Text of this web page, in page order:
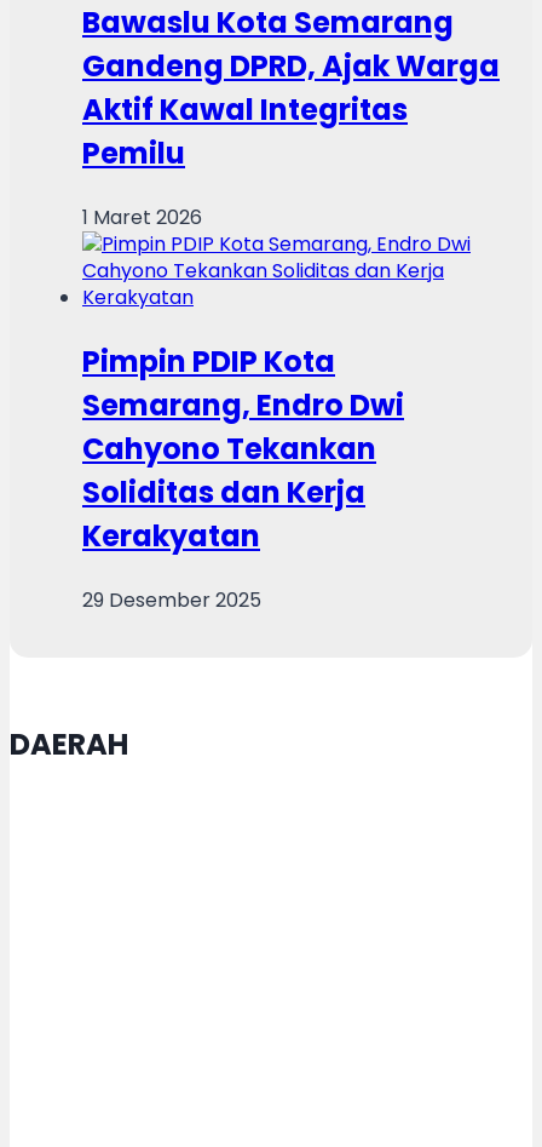
Bawaslu Kota Semarang
Gandeng DPRD, Ajak Warga
Aktif Kawal Integritas
Pemilu
1 Maret 2026
Pimpin PDIP Kota
Semarang, Endro Dwi
Cahyono Tekankan
Soliditas dan Kerja
Kerakyatan
29 Desember 2025
DAERAH